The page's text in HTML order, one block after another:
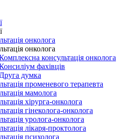
онколога
онколога
консультація онколога
фахівців
Друга думка
променевого терапевта
мамолога
хірурга-онколога
гінеколога-онколога
уролога-онколога
лікаря-проктолога
психолога